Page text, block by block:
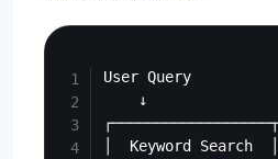
User Query
    ↓
│  Keyword Search